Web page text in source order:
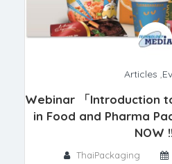
Articles ,
Webinar 「Introduction
in Food and Pharma
NOW
ThaiPackaging